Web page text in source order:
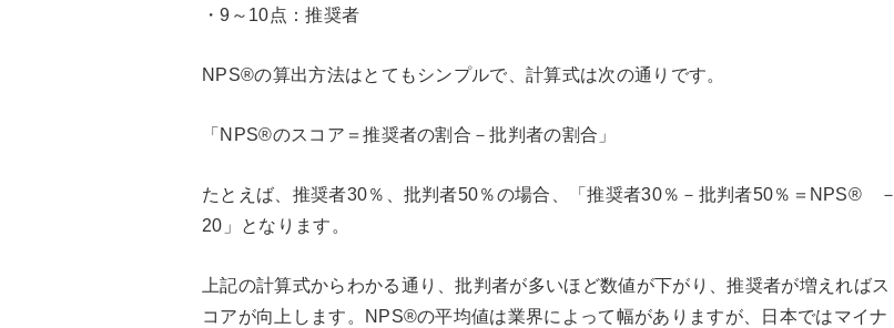
・9～10点：推奨者
NPS®の算出方法はとてもシンプルで、計算式は次の通りです。
「NPS®のスコア＝推奨者の割合－批判者の割合」
たとえば、推奨者30％、批判者50％の場合、「推奨者30％－批判者50％＝NPS® －
20」となります。
上記の計算式からわかる通り、批判者が多いほど数値が下がり、推奨者が増えればス
コアが向上します。NPS®の平均値は業界によって幅がありますが、日本ではマイナ